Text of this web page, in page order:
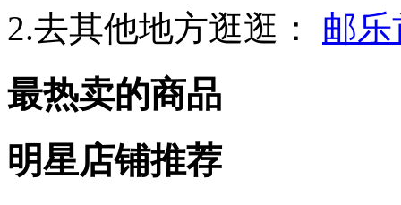
2.去其他地方逛逛：
邮
最热卖的商品
明星店铺推荐